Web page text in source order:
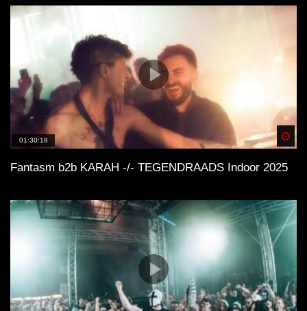
01:30:18
Fantasm b2b KARAH -/- TEGENDRAADS Indoor 2025